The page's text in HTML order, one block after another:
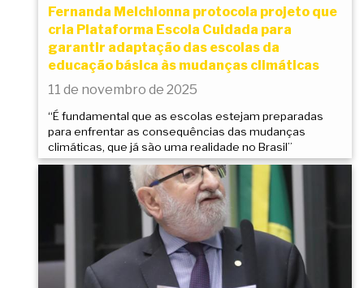
Fernanda Melchionna protocola projeto que
cria Plataforma Escola Cuidada para
garantir adaptação das escolas da
educação básica às mudanças climáticas
11 de novembro de 2025
“É fundamental que as escolas estejam preparadas
para enfrentar as consequências das mudanças
climáticas, que já são uma realidade no Brasil”